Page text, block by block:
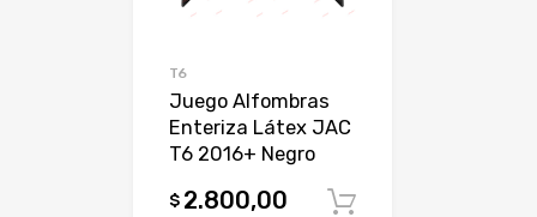
T6
Juego Alfombras
Enteriza Látex JAC
T6 2016+ Negro
$ 2.800,00